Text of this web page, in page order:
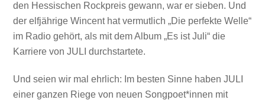
den Hessischen Rockpreis gewann, war er sieben. Und
der elfjährige Wincent hat vermutlich „Die perfekte Welle“
im Radio gehört, als mit dem Album „Es ist Juli“ die
Karriere von JULI durchstartete.
Und seien wir mal ehrlich: Im besten Sinne haben JULI
einer ganzen Riege von neuen Songpoet*innen mit